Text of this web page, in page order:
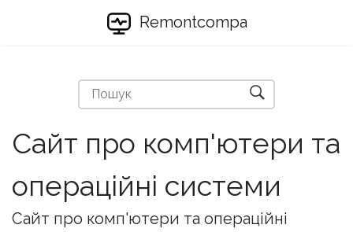
Remontcompa
Сайт про комп'ютери та
операційні системи
Сайт про комп'ютери та операційні